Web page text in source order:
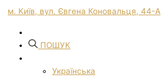
м. Київ, вул. Євгена Коновальця, 44-А
ПОШУК
Українська